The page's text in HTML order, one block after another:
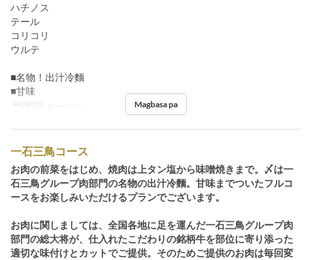
ハチノス
テール
コリコリ
ウルテ
■名物！出汁冷麵
■甘味
Pagkain Hapunan Magbasa pa
一石三鳥コース
お肉の前菜をはじめ、焼肉は上タン塩から味噌焼きまで。〆は一
石三鳥グループ肉部門の名物の出汁冷麵。甘味までついたフルコ
ースをお楽しみいただけるプランでございます。
お肉に関しましては、全国各地に足を運んだ一石三鳥グループ肉
部門の総大将が、仕入れたこだわりの銘柄牛を部位に寄り添った
適切な味付けとカットでご提供。そのためご提供のお肉は毎回変